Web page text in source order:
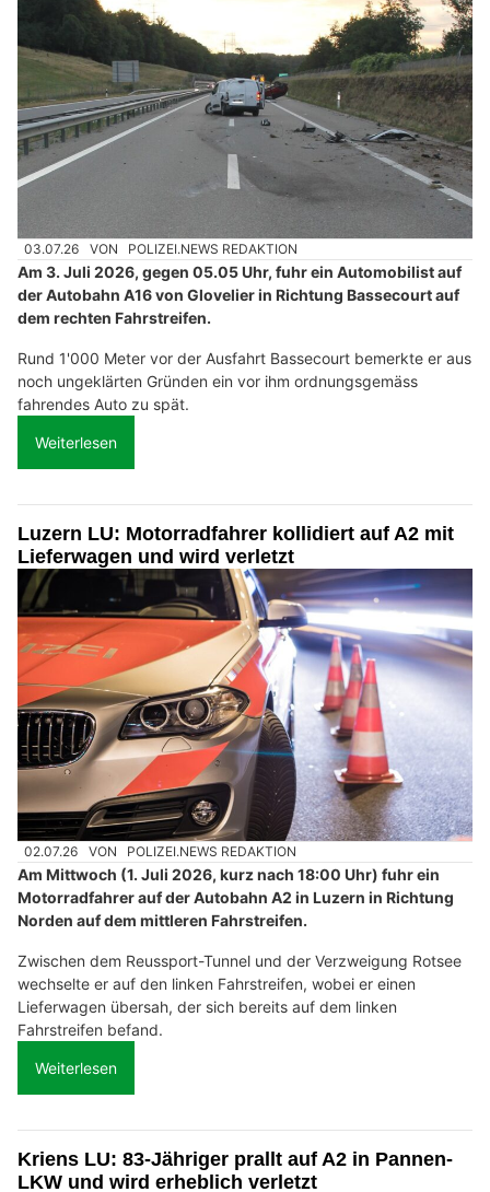
03.07.26 VON POLIZEI.NEWS REDAKTION
Am 3. Juli 2026, gegen 05.05 Uhr, fuhr ein Automobilist auf
der Autobahn A16 von Glovelier in Richtung Bassecourt auf
dem rechten Fahrstreifen.
Rund 1'000 Meter vor der Ausfahrt Bassecourt bemerkte er aus
noch ungeklärten Gründen ein vor ihm ordnungsgemäss
fahrendes Auto zu spät.
Weiterlesen
Luzern LU: Motorradfahrer kollidiert auf A2 mit
Lieferwagen und wird verletzt
02.07.26 VON POLIZEI.NEWS REDAKTION
Am Mittwoch (1. Juli 2026, kurz nach 18:00 Uhr) fuhr ein
Motorradfahrer auf der Autobahn A2 in Luzern in Richtung
Norden auf dem mittleren Fahrstreifen.
Zwischen dem Reussport-Tunnel und der Verzweigung Rotsee
wechselte er auf den linken Fahrstreifen, wobei er einen
Lieferwagen übersah, der sich bereits auf dem linken
Fahrstreifen befand.
Weiterlesen
Kriens LU: 83-Jähriger prallt auf A2 in Pannen-
LKW und wird erheblich verletzt